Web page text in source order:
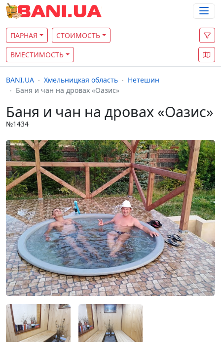
ПАРНАЯ СТОИМОСТЬ
ВМЕСТИМОСТЬ
BANI.UA Хмельницкая область
Нетешин
Баня и чан на дровах «Оазис»
Баня и чан на дровах «Оазис»
№1434